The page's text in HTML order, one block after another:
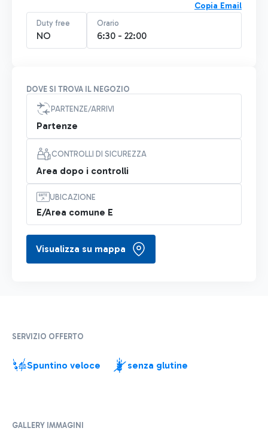
Copia Email
Duty free
NO
Orario
6:30 - 22:00
DOVE SI TROVA IL NEGOZIO
PARTENZE/ARRIVI
Partenze
CONTROLLI DI SICUREZZA
Area dopo i controlli
UBICAZIONE
E/Area comune E
Visualizza su mappa
SERVIZIO OFFERTO
Spuntino veloce senza glutine
GALLERY IMMAGINI